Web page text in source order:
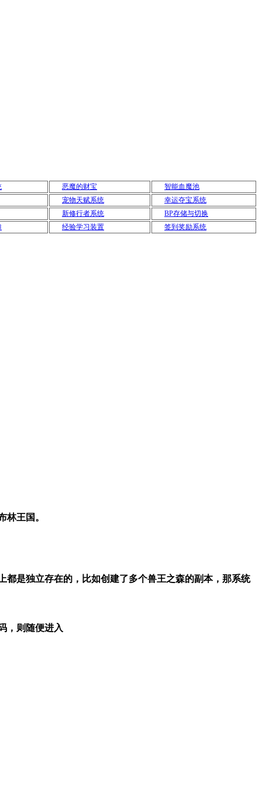
恶魔的财宝
智能血魔池
宠物天赋系统
幸运夺宝系统
新修行者系统
BP存储与切换
经验学习装置 签到奖励系统
林王国。
都是独立存在的，比如创建了多个兽王之森的副本，那系统
，则随便进入